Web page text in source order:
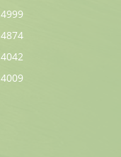
4999
4874
4042
4009